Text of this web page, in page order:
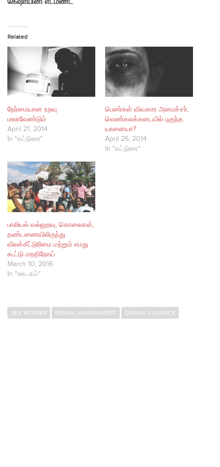
Related
நேர்மையான உறவு
மலரவேண்டும்
April 21, 2014
In "கட்டுரை"
பெண்கள் விவகார அமைச்சர்,
வெண்கலக்கடையில் புகுந்த
யானையா?
April 26, 2014
In "கட்டுரை"
பாலியல் வல்லுறவு, கொலைகள்,
தண்டணையிலிருந்து
விலக்கீட்டுரிமை மற்றும் எமது
கூட்டு மறதிநோய்
March 10, 2016
In "ஊடகம்"
SEX WORKER SEXUAL HARASSMENT SEXUAL VIOLENCE